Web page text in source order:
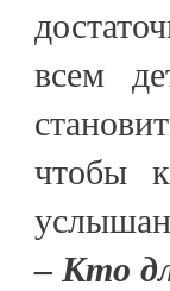
всем
чтобы
– Кто